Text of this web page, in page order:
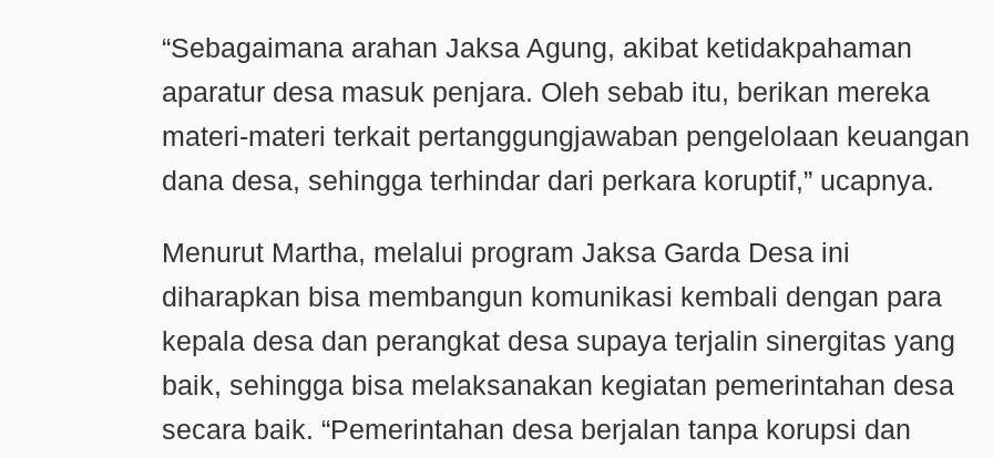
“Sebagaimana arahan Jaksa Agung, akibat ketidakpahaman
aparatur desa masuk penjara. Oleh sebab itu, berikan mereka
materi-materi terkait pertanggungjawaban pengelolaan keuangan
dana desa, sehingga terhindar dari perkara koruptif,” ucapnya.
Menurut Martha, melalui program Jaksa Garda Desa ini
diharapkan bisa membangun komunikasi kembali dengan para
kepala desa dan perangkat desa supaya terjalin sinergitas yang
baik, sehingga bisa melaksanakan kegiatan pemerintahan desa
secara baik. “Pemerintahan desa berjalan tanpa korupsi dan